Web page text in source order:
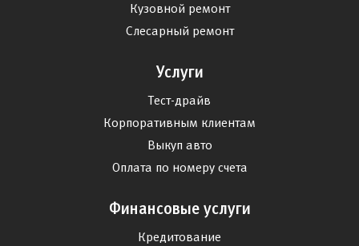
Кузовной ремонт
Слесарный ремонт
Услуги
Тест-драйв
Корпоративным клиентам
Выкуп авто
Оплата по номеру счета
Финансовые услуги
Кредитование